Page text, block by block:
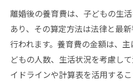
離婚後の養育費は、子どもの生
あり、その算定方法は法律と最
行われます。養育費の金額は、
どもの人数、生活状況を考慮し
イドラインや計算表を活用する